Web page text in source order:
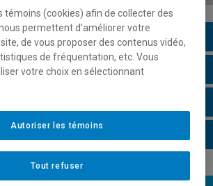
témoins (cookies) afin de collecter des
permettent d’améliorer votre
de vous proposer des contenus vidéo,
de fréquentation, etc. Vous
votre choix en sélectionnant
Tout refuser
Autoriser les témoins